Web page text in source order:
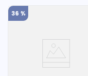
36 %